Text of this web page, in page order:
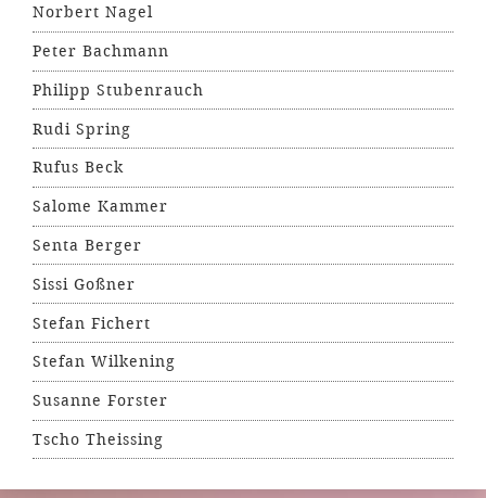
Norbert Nagel
Peter Bachmann
Philipp Stubenrauch
Rudi Spring
Rufus Beck
Salome Kammer
Senta Berger
Sissi Goßner
Stefan Fichert
Stefan Wilkening
Susanne Forster
Tscho Theissing